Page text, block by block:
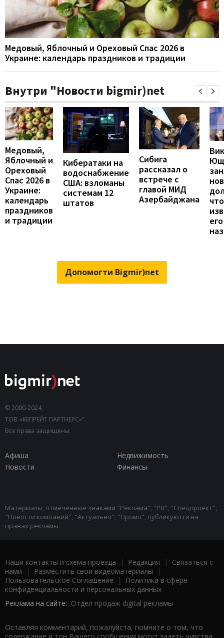
Медовый, Яблочный и Ореховый Спас 2026 в
Украине: календарь праздников и традиции
Внутри "Новости bigmir)net
Медовый,
Яблочный и
Ореховый
Спас 2026 в
Украине:
календарь
праздников
и традиции
Кибератаки на
водоснабжение
США: взломаны
системам 12
штатов
Сибига
рассказал о
встрече с
главой МИД
Азербайджана
что
его
Допомогти Bigmir)net
© 2000-2024,
ТОВ «КЕПРЕЙТ ПАРТНЕРС»".
Все права защищены.
Афиша
Недвижимость
Новости
Финансы
Материалы, отмеченные знаками "Реклама", "PR", "Спецпроект",
"Новости компаний", "Актуально", "Промо", публикуются на
правах рекламы.
Наши контакты и схема проезда | Редакция | Связаться с
нами | Разместить свои видеоматериалы |
Пользовательское Соглашение |
Политика в сфере
конфиденциальности и персональных данных
Реклама на сайте: Отдел продаж digital рекламы
Оставляя комментарий, пожалуйста, помните о том, что